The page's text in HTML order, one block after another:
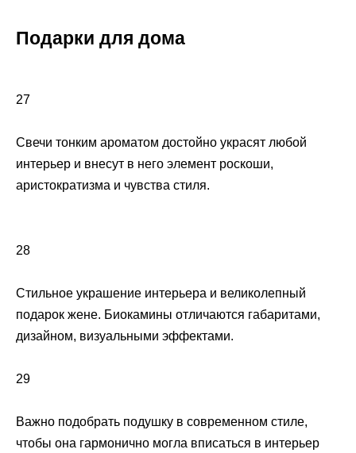
Подарки для дома
27
Свечи тонким ароматом достойно украсят любой
интерьер и внесут в него элемент роскоши,
аристократизма и чувства стиля.
28
Стильное украшение интерьера и великолепный
подарок жене. Биокамины отличаются габаритами,
дизайном, визуальными эффектами.
29
Важно подобрать подушку в современном стиле,
чтобы она гармонично могла вписаться в интерьер